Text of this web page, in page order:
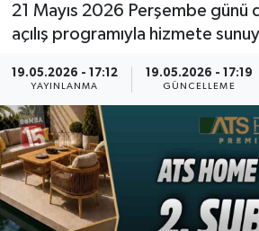
21 Mayıs 2026 Perşembe günü
açılış programıyla hizmete
19.05.2026 - 17:12
YAYINLANMA
19.05.2026 - 17:19
GÜNCELLEME
Türkiye